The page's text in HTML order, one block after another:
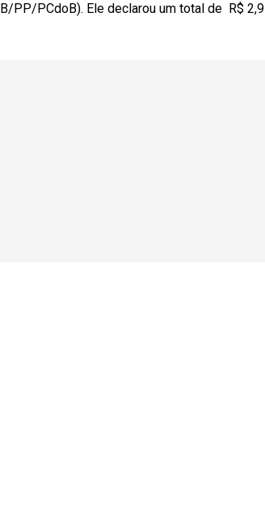
PCdoB). Ele declarou um total de R$ 2,9